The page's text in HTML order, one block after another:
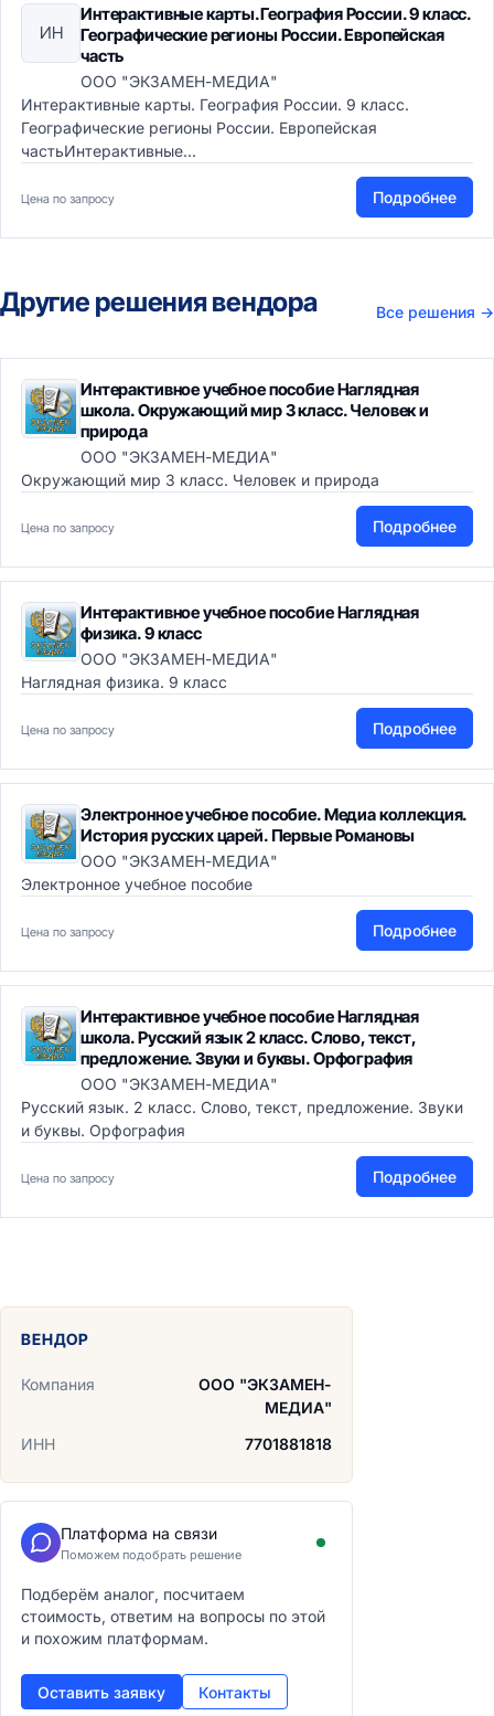
ИН
Интерактивные карты.География России. 9 класс.
Географические регионы России. Европейская
часть
ООО "ЭКЗАМЕН-МЕДИА"
Интерактивные карты. География России. 9 класс.
Географические регионы России. Европейская
частьИнтерактивные...
Цена по запросу Подробнее
Другие решения вендора Все решения →
Интерактивное учебное пособие Наглядная
школа. Окружающий мир 3 класс. Человек и
природа
ООО "ЭКЗАМЕН-МЕДИА"
Окружающий мир 3 класс. Человек и природа
Цена по запросу Подробнее
Интерактивное учебное пособие Наглядная
физика. 9 класс
ООО "ЭКЗАМЕН-МЕДИА"
Наглядная физика. 9 класс
Цена по запросу Подробнее
Электронное учебное пособие. Медиа коллекция.
История русских царей. Первые Романовы
ООО "ЭКЗАМЕН-МЕДИА"
Электронное учебное пособие
Цена по запросу Подробнее
Интерактивное учебное пособие Наглядная
школа. Русский язык 2 класс. Слово, текст,
предложение. Звуки и буквы. Орфография
ООО "ЭКЗАМЕН-МЕДИА"
Русский язык. 2 класс. Слово, текст, предложение. Звуки
и буквы. Орфография
Цена по запросу Подробнее
ВЕНДОР
Компания
ООО "ЭКЗАМЕН-
МЕДИА"
ИНН
7701881818
Платформа на связи
Поможем подобрать решение
Подберём аналог, посчитаем
стоимость, ответим на вопросы по этой
и похожим платформам.
Оставить заявку Контакты